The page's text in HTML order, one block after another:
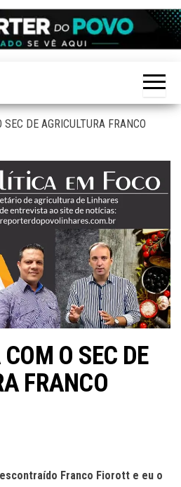
Reporter
site de
Notícias
DE AGRICULTURA FRANCO
O SEC DE
FRANCO
Franco Fiorott e eu o